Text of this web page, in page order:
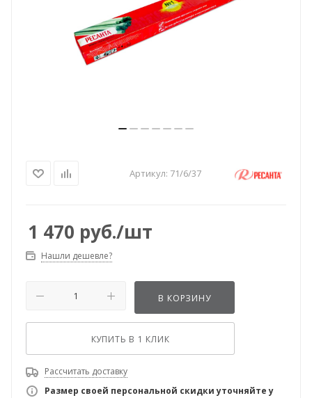
Артикул: 71/6/37
1 470 руб./шт
Нашли дешевле?
В КОРЗИНУ
КУПИТЬ В 1 КЛИК
Рассчитать доставку
Размер своей персональной скидки уточняйте у